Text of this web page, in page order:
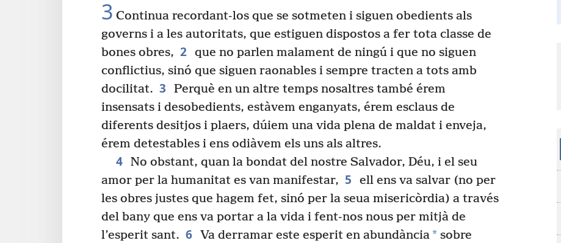
3 Continua recordant-los que se sotmeten i siguen obedients als
governs i a les autoritats, que estiguen dispostos a fer tota classe de
bones obres, 2 que no parlen malament de ningú i que no siguen
conflictius, sinó que siguen raonables i sempre tracten a tots amb
docilitat. 3
Perquè en un altre temps nosaltres també érem
insensats i desobedients, estàvem enganyats, érem esclaus de
diferents desitjos i plaers, dúiem una vida plena de maldat i enveja,
érem detestables i ens odiàvem els uns als altres.
4 No obstant, quan la bondat del nostre Salvador, Déu, i el seu
amor per la humanitat es van manifestar, 5
ell ens va salvar (no per
les obres justes que hagem fet, sinó per la seua misericòrdia) a través
del bany que ens va portar a la vida i fent-nos nous per mitjà de
l’esperit sant. 6 Va derramar este esperit en abundància*sobre